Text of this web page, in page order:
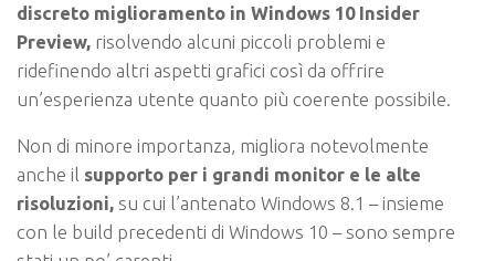
discreto miglioramento in Windows 10 Insider
Preview, risolvendo alcuni piccoli problemi e
ridefinendo altri aspetti grafici così da offrire
un’esperienza utente quanto più coerente possibile.
Non di minore importanza, migliora notevolmente
anche il supporto per i grandi monitor e le alte
risoluzioni, su cui l’antenato Windows 8.1 – insieme
con le build precedenti di Windows 10 – sono sempre